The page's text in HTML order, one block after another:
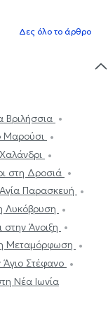
Δες όλο το άρθρο
Βριλήσσια
Μαρούσι
στη Δροσιά
Παρασκευή
Λυκόβρυση
στην Άνοιξη
Μεταμόρφωση
Άγιο Στέφανο
Νέα Ιωνία